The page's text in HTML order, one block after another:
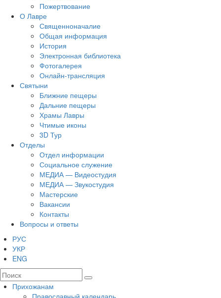
Пожертвование
О Лавре
Священноначалие
Общая информация
История
Электронная библиотека
Фотогалерея
Онлайн-трансляция
Святыни
Ближние пещеры
Дальние пещеры
Храмы Лавры
Чтимые иконы
3D Тур
Отделы
Отдел информации
Социальное служение
МЕДИА — Видеостудия
МЕДИА — Звукостудия
Мастерские
Вакансии
Контакты
Вопросы и ответы
РУС
УКР
ENG
Прихожанам
Православный календарь